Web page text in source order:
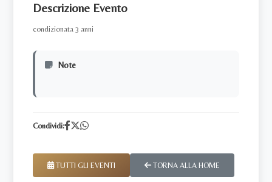
Descrizione Evento
condizionata 3 anni
Note
Condividi:
TUTTI GLI EVENTI TORNA ALLA HOME